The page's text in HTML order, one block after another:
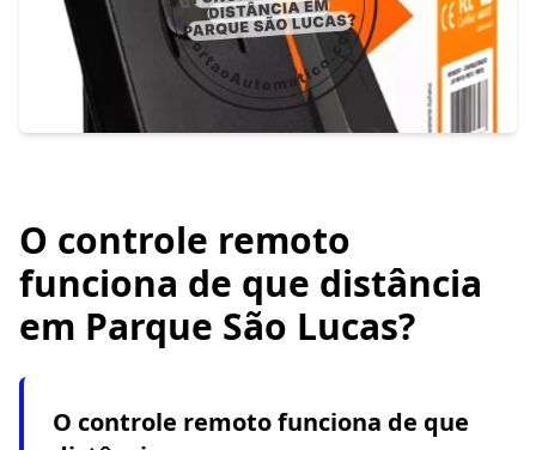
O controle remoto
funciona de que distância
em Parque São Lucas?
O controle remoto funciona de que